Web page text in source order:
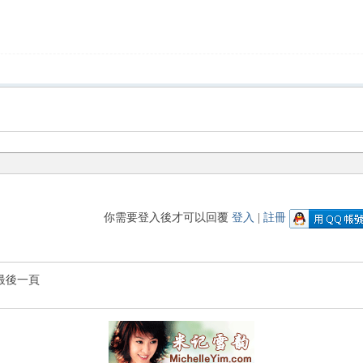
你需要登入後才可以回覆 登入 註冊
後一頁